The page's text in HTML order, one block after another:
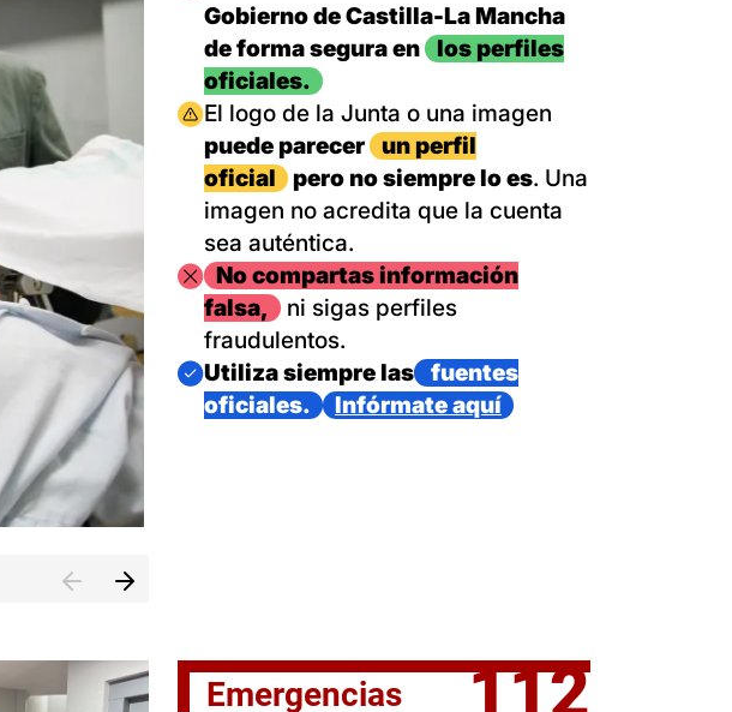
Gobierno de Castilla-La Mancha
de forma segura en
los perfiles
oficiales.
Imagen
El logo de la Junta o una imagen
puede parecer
un perfil
oficial
pero no siempre lo es. Una
imagen no acredita que la cuenta
sea auténtica.
ImagenNo compartas información
falsa,
ni sigas perfiles
fraudulentos.
Imagen
Utiliza siempre las
fuentes
oficiales.
Infórmate aquí
Emergencias 112